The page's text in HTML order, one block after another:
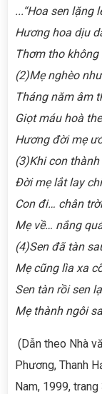
...“Hoa sen lặng
Hương hoa dịu
Thơm tho không
(2)Mẹ nghèo
Tháng năm âm
Giọt máu hoà
Hương đời mẹ
(3)Khi con
Đời mẹ lắt lay
Con đi… chân
Mẹ về… nắng
(4)Sen đã tàn
Mẹ cũng lìa xa
Sen tàn rồi sen
Mẹ thành ngôi
(Dẫn theo Nhà
Phương, Thanh
Nam, 1999, trang